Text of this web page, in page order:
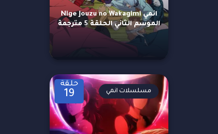
انمي Nige Jouzu no Wakagimi
الموسم الثاني الحلقة 5 مترجمة
حلقة
19 مسلسلات انمي